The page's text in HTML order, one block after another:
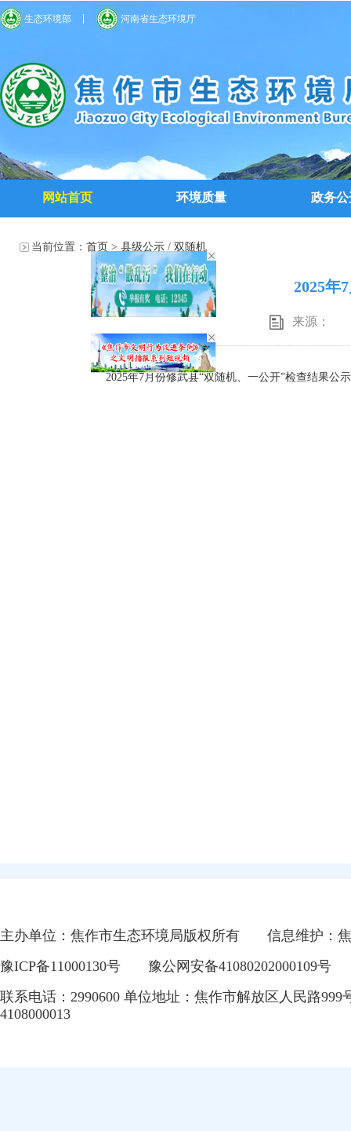
生态环境部 河南省生态环境厅
网站首页 环境质量 政务公
当前位置： 首页 > 县级公示 / 双随机
2025年
来源：
2025年7月份修武县“双随机、一公开”检查结果公
主办单位：焦作市生态环境局版权所有
信息维护：
豫ICP备11000130号
豫公网安备41080202000109号
联系电话：2990600 单位地址：焦作市解放区人民路999
4108000013